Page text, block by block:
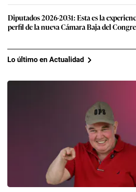
Diputados 2026-2031: Esta es la
perfil de la nueva Cámara Baja del
Lo último en Actualidad